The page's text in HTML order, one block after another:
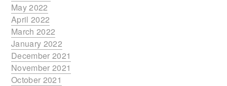
May 2022
April 2022
March 2022
January 2022
December 2021
November 2021
October 2021